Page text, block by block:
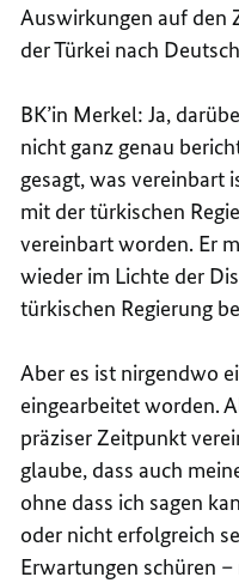
Auswirkungen auf den
der Türkei nach
BK’in Merkel: Ja,
nicht ganz genau
gesagt, was vereinbart
mit der türkischen
vereinbart worden. Er
wieder im Lichte der
türkischen Regierung
Aber es ist nirgendwo
eingearbeitet worden.
präziser Zeitpunkt
glaube, dass auch
ohne dass ich sagen
oder nicht erfolgreich
Erwartungen schüren